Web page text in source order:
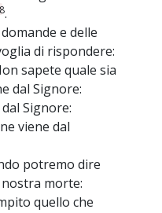
.
e delle
di rispondere:
sapete quale sia
dal Signore:
Signore:
viene dal
potremo dire
morte:
quello che